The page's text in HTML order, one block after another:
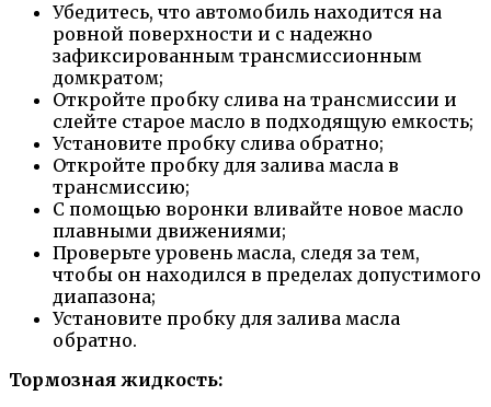
Убедитесь, что автомобиль находится на
ровной поверхности и с надежно
зафиксированным трансмиссионным
домкратом;
Откройте пробку слива на трансмиссии и
слейте старое масло в подходящую емкость;
Установите пробку слива обратно;
Откройте пробку для залива масла в
трансмиссию;
С помощью воронки вливайте новое масло
плавными движениями;
Проверьте уровень масла, следя за тем,
чтобы он находился в пределах допустимого
диапазона;
Установите пробку для залива масла
обратно.
Тормозная жидкость: